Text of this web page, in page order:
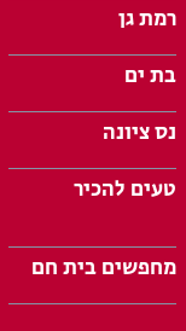
רמת גן
בת ים
נס ציונה
טעים להכיר
מחפשים בית חם